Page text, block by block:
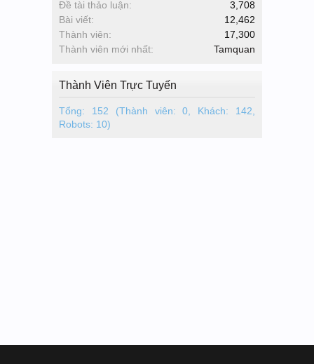
Đề tài thảo luận:
3,708
Bài viết:
12,462
Thành viên:
17,300
Thành viên mới nhất:
Tamquan
Thành Viên Trực Tuyến
Tổng: 152 (Thành viên: 0, Khách: 142,
Robots: 10)